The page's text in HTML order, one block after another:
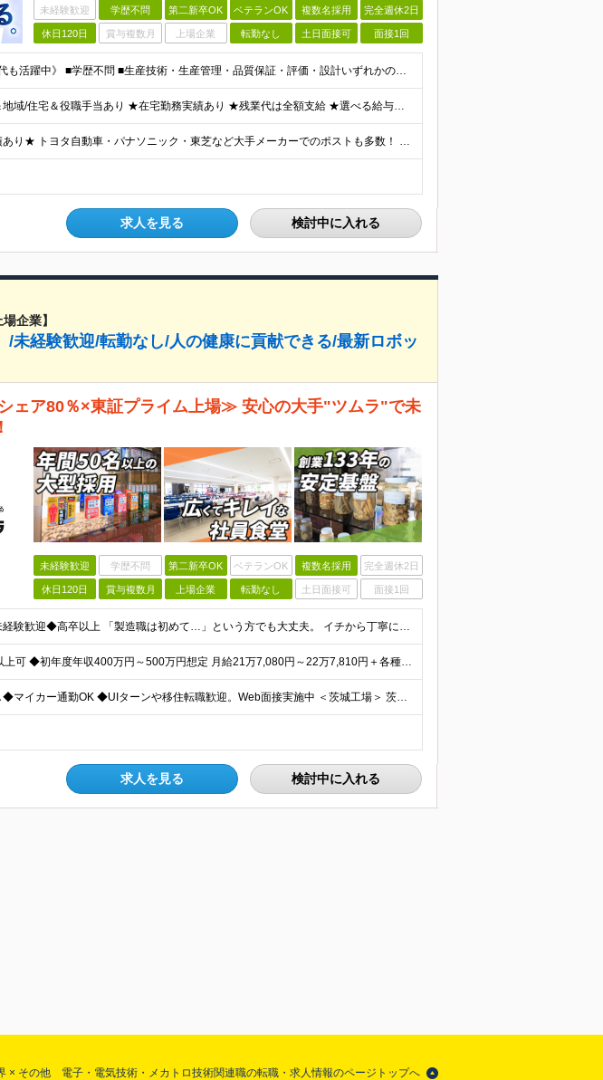
未経験歓迎 学歴不問 第二新卒OK ベテランOK 複数名採用 完全週休2日
休日120日 賞与複数月 上場企業 転勤なし 土日面接可 面接1回
《40・50・60代も活躍中》 ■学歴不問 ■生産技術・生産管理・品質保証・評価・設計いずれかの実務経験をお持ちの方 ▽こんな方にオススメです！▽ 「経験を活かして幅広いプロジェクトに携わりたい」
★通勤＆就業＆地域/住宅＆役職手当あり ★在宅勤務実績あり ★残業代は全額支給 ★選べる給与制度あり！ ■東京・神奈川・千葉・埼玉勤務の場合 月給24.5万円～55万円＋諸手当 （残業代は全額支給）
★リモート実績あり★ トヨタ自動車・パナソニック・東芝など大手メーカーでのポストも多数！ 全国の取引先での就業となります（沖縄を除く） 『地元で働きたい』という希望に、業界トップクラス約7,00
求人を見る 検討中に入れる
企業】
/未経験歓迎/転勤なし/人の健康に貢献できる/最新ロボッ
ェア80％×東証プライム上場≫ 安心の大手"ツムラ"で未
未経験歓迎 学歴不問 第二新卒OK ベテランOK 複数名採用 完全週休2日
休日120日 賞与複数月 上場企業 転勤なし 土日面接可 面接1回
◆大型採用◆未経験歓迎◆高卒以上 「製造職は初めて…」という方でも大丈夫。 イチから丁寧にお教えしますのでご安心ください。 ＼こんなアナタにピッタリ／ ◎「人の健康に貢献したい」という想いがある
◆月収30万円以上可 ◆初年度年収400万円～500万円想定 月給21万7,080円～22万7,810円＋各種手当＋賞与年2回 ★「手当」や「賞与」が手厚いため、1年目未経験でも年収400万円以上
◆原則転勤なし◆マイカー通勤OK ◆UIターンや移住転職歓迎。Web面接実施中 ＜茨城工場＞ 茨城県稲敷郡阿見町吉原3586 ┗クリーンで働きやすいのが魅力です。 ★豊かな自然と便利な生活環境が調
求人を見る 検討中に入れる
× その他 電子・電気技術・メカトロ技術関連職の転職・求人情報のページトップへ